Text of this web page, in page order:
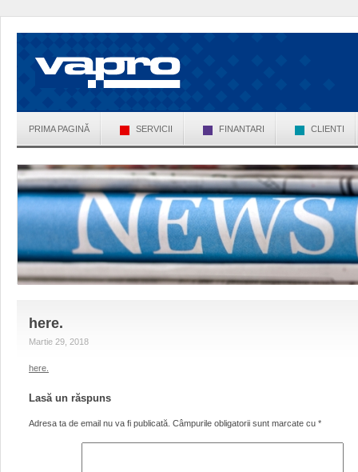
PRIMA PAGINĂ SERVICII FINANTARI CLIENTI
here.
Martie 29, 2018
here.
Lasă un răspuns
Adresa ta de email nu va fi publicată. Câmpurile obligatorii sunt marcate cu *